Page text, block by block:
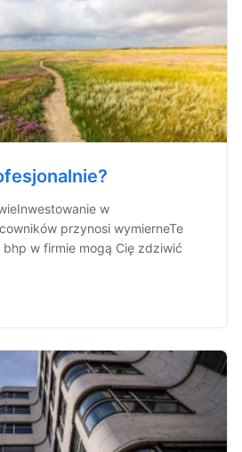
w
przynosi wymierneTe
w firmie mogą Cię zdziwić